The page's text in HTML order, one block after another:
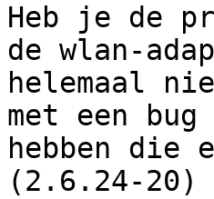
Heb je de
de wlan-
helemaal
met een bug
hebben die
(2.6.24-